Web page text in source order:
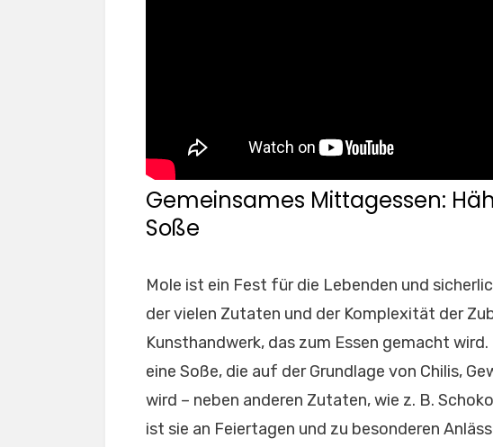
Gemeinsames Mittagessen:
Soße
Mole ist ein Fest für die Lebenden und
der vielen Zutaten und der Komplexität der
Kunsthandwerk, das zum Essen gemacht
eine Soße, die auf der Grundlage von Chilis,
wird – neben anderen Zutaten, wie z. B.
ist sie an Feiertagen und zu besonderen